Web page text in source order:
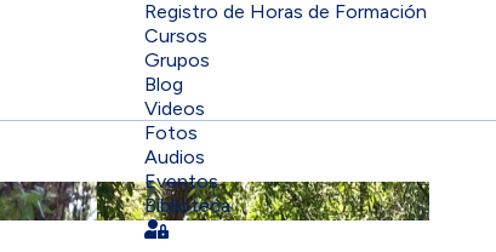
Registro de Horas de Formación
Cursos
Grupos
Blog
Videos
Fotos
Audios
Eventos
Biblioteca
Sign In